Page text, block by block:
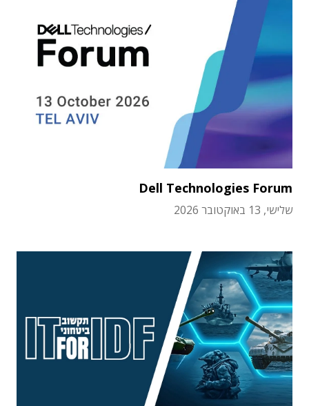
Dell Technologies Forum
שלישי, 13 באוקטובר 2026